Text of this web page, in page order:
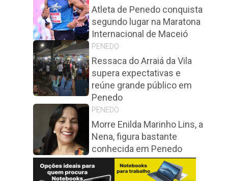
Atleta de Penedo conquista
segundo lugar na Maratona
Internacional de Maceió
PENEDO
Ressaca do Arraiá da Vila
supera expectativas e
reúne grande público em
Penedo
PENEDO
Morre Enilda Marinho Lins, a
Nena, figura bastante
conhecida em Penedo